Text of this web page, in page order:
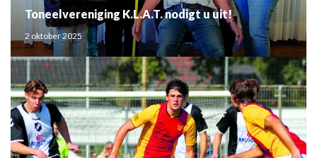
Toneelvereniging K.L.A.T. nodigt u uit!
2 oktober 2025